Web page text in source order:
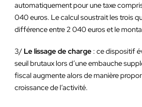
automatiquement pour une taxe
040 euros. Le calcul soustrait les trois
différence entre 2 040 euros et le
3/ Le lissage de charge : ce dispositif
seuil brutaux lors d’une embauche
fiscal augmente alors de manière
croissance de l’activité.